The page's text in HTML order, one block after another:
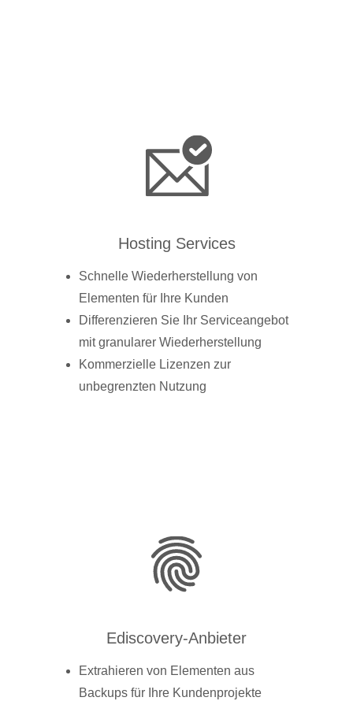
Hosting Services
Schnelle Wiederherstellung von
Elementen für Ihre Kunden
Differenzieren Sie Ihr Serviceangebot
mit granularer Wiederherstellung
Kommerzielle Lizenzen zur
unbegrenzten Nutzung
Ediscovery-Anbieter
Extrahieren von Elementen aus
Backups für Ihre Kundenprojekte